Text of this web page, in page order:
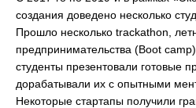
создания доведено несколько
Прошло несколько trackathon,
предпринимательства (Boot
студенты презентовали готовые
дорабатывали их с опытными
Некоторые стартапы получили